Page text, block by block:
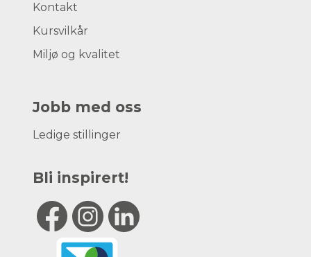
Kontakt
Kursvilkår
Miljø og kvalitet
Jobb med oss
Ledige stillinger
Bli inspirert!